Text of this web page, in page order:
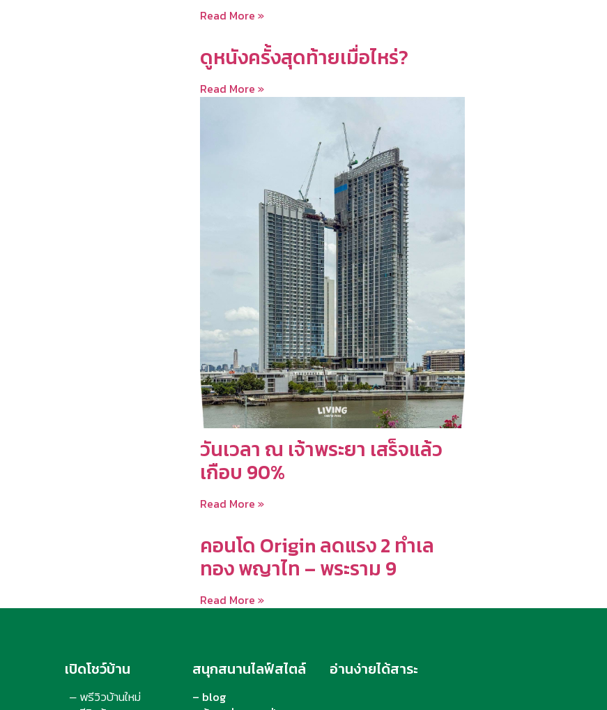
Read More »
ดูหนังครั้งสุดท้ายเมื่อไหร่?
Read More »
วันเวลา ณ เจ้าพระยา เสร็จแล้ว
เกือบ 90%
Read More »
คอนโด Origin ลดแรง 2 ทำเล
ทอง พญาไท – พระราม 9
Read More »
เปิดโชว์บ้าน
– พรีวิวบ้านใหม่
สนุกสนานไลฟ์สไตล์
– blog
อ่านง่ายได้สาระ